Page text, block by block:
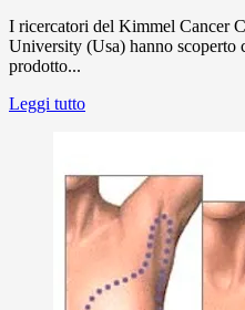
I ricercatori del Kimmel Cancer
University (Usa) hanno scoperto
prodotto...
Leggi tutto